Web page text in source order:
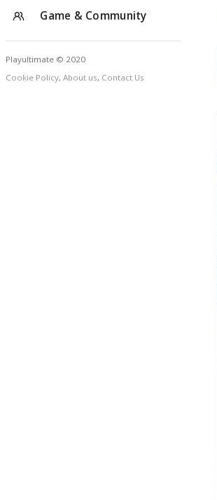
Game & Community
Playultimate © 2020
Cookie Policy, About us, Contact Us